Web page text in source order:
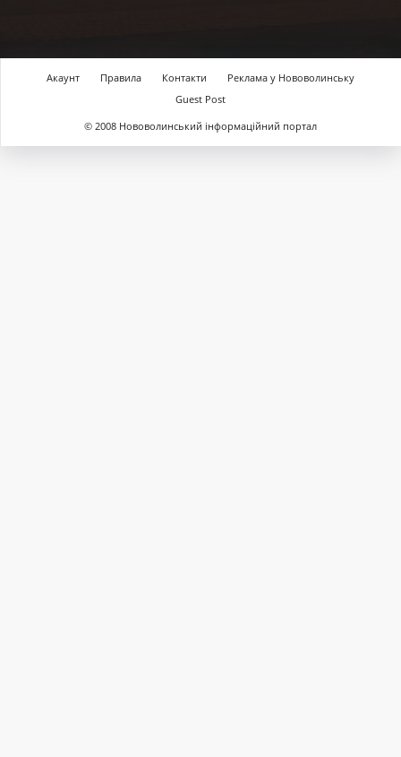
Акаунт Правила Контакти
Реклама у Нововолинську
Guest Post
© 2008 Нововолинський інформаційний портал